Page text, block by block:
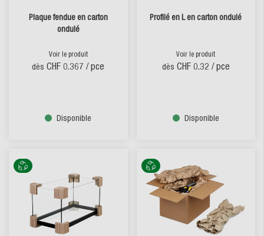
Plaque fendue en carton
ondulé
Voir le produit
dès CHF 0.367 / pce
Disponible
Profilé en L en carton ondulé
Voir le produit
dès CHF 0.32 / pce
Disponible